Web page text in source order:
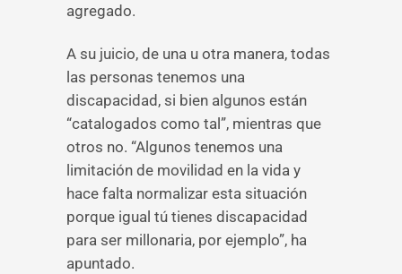
agregado.
A su juicio, de una u otra manera, todas
las personas tenemos una
discapacidad, si bien algunos están
“catalogados como tal”, mientras que
otros no. “Algunos tenemos una
limitación de movilidad en la vida y
hace falta normalizar esta situación
porque igual tú tienes discapacidad
para ser millonaria, por ejemplo”, ha
apuntado.